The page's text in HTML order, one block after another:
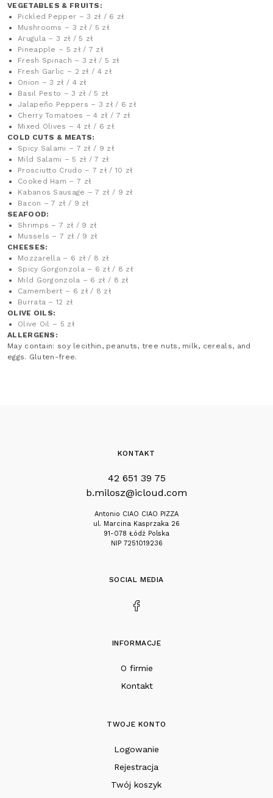
VEGETABLES & FRUITS:
Pickled Pepper – 3 zł / 6 zł
Mushrooms – 3 zł / 5 zł
Arugula – 3 zł / 5 zł
Pineapple – 5 zł / 7 zł
Fresh Spinach – 3 zł / 5 zł
Fresh Garlic – 2 zł / 4 zł
Onion – 3 zł / 4 zł
Basil Pesto – 3 zł / 5 zł
Jalapeño Peppers – 3 zł / 6 zł
Cherry Tomatoes – 4 zł / 7 zł
Mixed Olives – 4 zł / 6 zł
COLD CUTS & MEATS:
Spicy Salami – 7 zł / 9 zł
Mild Salami – 5 zł / 7 zł
Prosciutto Crudo – 7 zł / 10 zł
Cooked Ham – 7 zł
Kabanos Sausage – 7 zł / 9 zł
Bacon – 7 zł / 9 zł
SEAFOOD:
Shrimps – 7 zł / 9 zł
Mussels – 7 zł / 9 zł
CHEESES:
Mozzarella – 6 zł / 8 zł
Spicy Gorgonzola – 6 zł / 8 zł
Mild Gorgonzola – 6 zł / 8 zł
Camembert – 6 zł / 8 zł
Burrata – 12 zł
OLIVE OILS:
Olive Oil – 5 zł
ALLERGENS:
May contain: soy lecithin, peanuts, tree nuts, milk, cereals, and
eggs. Gluten-free.
KONTAKT
42 651 39 75
b.milosz@icloud.com
Antonio CIAO CIAO PIZZA
ul. Marcina Kasprzaka 26
91-078 Łódź Polska
NIP 7251019236
INFORMACJE
O firmie
Kontakt
TWOJE KONTO
Logowanie
Rejestracja
Twój koszyk
SOCIAL MEDIA